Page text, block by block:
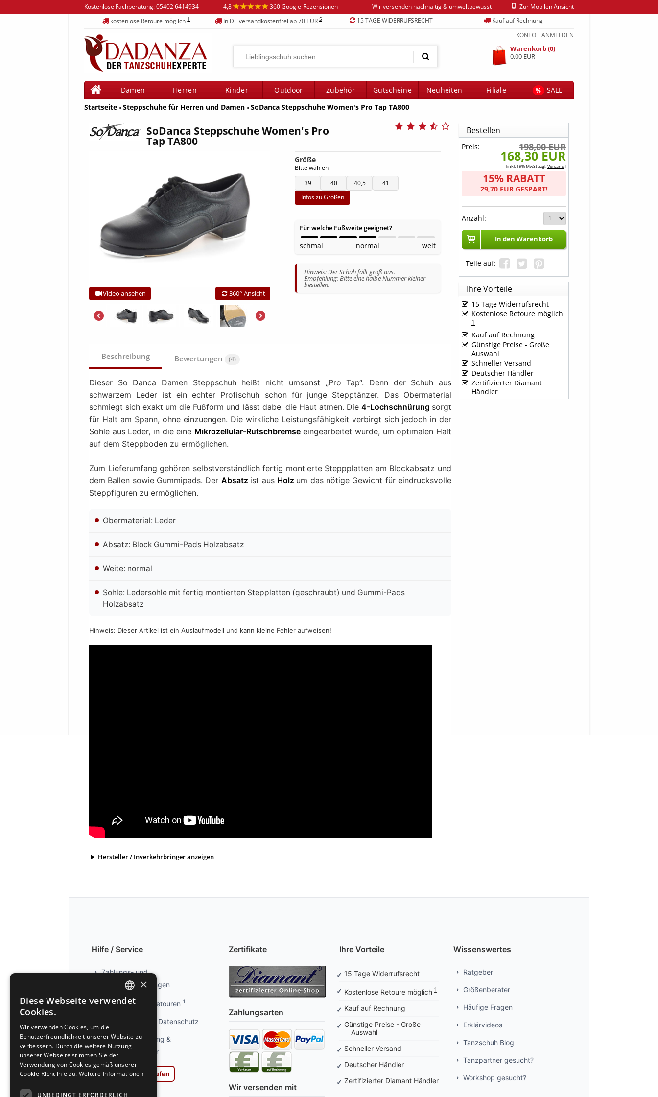
4,8 360 Google-Rezensionen Wir versenden nachhaltig & umweltbewusst
Kostenlose Fachberatung:05402 6414934
Zur Mobilen Ansicht
kostenlose Retoure möglich1 In DE versandkostenfrei ab 70 EUR5 15 TAGE WIDERRUFSRECHT
Kauf auf Rechnung
ANMELDEN
KONTO
Warenkorb (0)
0,00 EUR
Damen Herren Kinder Outdoor Zubehör Gutscheine Neuheiten Filiale %
SALE
Startseite»Steppschuhe für Herren und Damen»SoDanca Steppschuhe Women's Pro Tap TA800
SoDanca Steppschuhe Women's Pro
Tap TA800
Video ansehen 360° Ansicht
Größe
Bitte wählen
39
40 40,5
41
Infos zu Größen
Für welche Fußweite geeignet?
schmal normal weit
Hinweis: Der Schuh fällt groß aus.
Empfehlung: Bitte eine halbe Nummer kleiner
bestellen.
Beschreibung Bewertungen (4)
Dieser So Danca Damen Steppschuh heißt nicht umsonst „Pro Tap“. Denn der Schuh aus
schwarzem Leder ist ein echter Profischuh schon für junge Stepptänzer. Das Obermaterial
schmiegt sich exakt um die Fußform und lässt dabei die Haut atmen. Die 4-Lochschnürung sorgt
für Halt am Spann, ohne einzuengen. Die wirkliche Leistungsfähigkeit verbirgt sich jedoch in der
Sohle aus Leder, in die eine Mikrozellular-Rutschbremseeingearbeitet wurde, um optimalen Halt
auf dem Steppboden zu ermöglichen.
Zum Lieferumfang gehören selbstverständlich fertig montierte Steppplatten am Blockabsatz und
dem Ballen sowie Gummipads. Der Absatz ist aus Holz um das nötige Gewicht für eindrucksvolle
Steppfiguren zu ermöglichen.
Obermaterial: Leder
Absatz: Block Gummi-Pads Holzabsatz
Weite: normal
Sohle: Ledersohle mit fertig montierten Stepplatten (geschraubt) und Gummi-Pads
Holzabsatz
Hinweis: Dieser Artikel ist ein Auslaufmodell und kann kleine Fehler aufweisen!
Hersteller / Inverkehrbringer anzeigen
Bestellen
Preis: 198,00 EUR
168,30 EUR
[inkl. 19% MwSt zzgl.Versand]
15% RABATT
29,70 EUR GESPART!
Anzahl:
In den Warenkorb
Teile auf:
Ihre Vorteile
15 Tage Widerrufsrecht
Kostenlose Retoure möglich
1
Kauf auf Rechnung
Günstige Preise - Große
Auswahl
Schneller Versand
Deutscher Händler
Zertifizierter Diamant
Händler
Hilfe / Service
Zahlungs- und
Versandbedingungen
Info kostenlose Retouren 1
Privatsphäre und Datenschutz
Widerrufsbelehrung &
Widerrufsformular
Vertrag widerrufen
AGB
Zertifikate
Zahlungsarten
Wir versenden mit
Ihre Vorteile
15 Tage Widerrufsrecht
Kostenlose Retoure möglich 1
Kauf auf Rechnung
Günstige Preise - Große
Auswahl
Schneller Versand
Deutscher Händler
Zertifizierter Diamant Händler
Wissenswertes
Ratgeber
Größenberater
Häufige Fragen
Erklärvideos
Tanzschuh Blog
Tanzpartner gesucht?
Workshop gesucht?
GERMAN
×
Diese Webseite verwendet
Cookies.
Wir verwenden Cookies, um die
Benutzerfreundlichkeit unserer Website zu
verbessern. Durch die weitere Nutzung
unserer Webseite stimmen Sie der
Verwendung von Cookies gemäß unserer
Cookie-Richtlinie zu. Weitere Informationen
UNBEDINGT ERFORDERLICH